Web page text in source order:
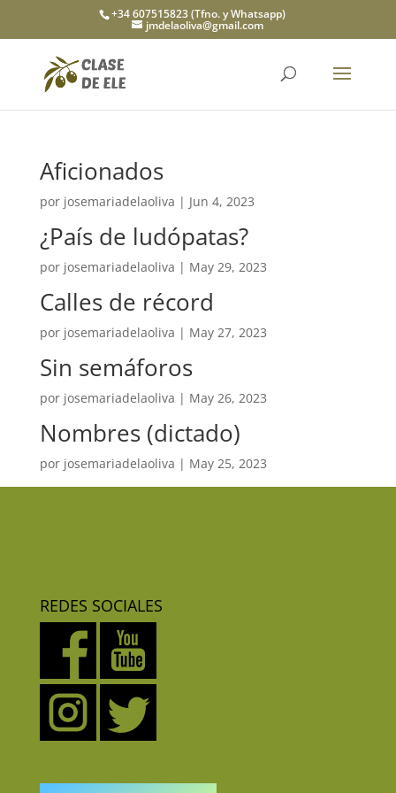
+34 607515823 (Tfno. y Whatsapp)
jmdelaoliva@gmail.com
Aficionados
por josemariadelaoliva | Jun 4, 2023
¿País de ludópatas?
por josemariadelaoliva | May 29, 2023
Calles de récord
por josemariadelaoliva | May 27, 2023
Sin semáforos
por josemariadelaoliva | May 26, 2023
Nombres (dictado)
por josemariadelaoliva | May 25, 2023
REDES SOCIALES